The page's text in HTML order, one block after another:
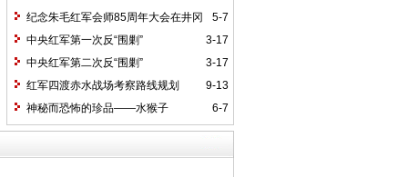
命”论坛纪要
5-7
纪念朱毛红军会师85周年大会在井冈
山召开
3-17
中央红军第一次反“围剿”
3-17
中央红军第二次反“围剿”
9-13
红军四渡赤水战场考察路线规划
6-7
神秘而恐怖的珍品——水猴子